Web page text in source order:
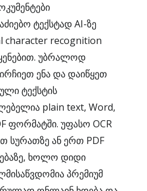
ტექსტად AI-ზე
character recognition
უბრალოდ
ენა და დაიწყეთ
ტექსტის
plain text, Word,
ფორმატში. უფასო OCR
სურათზე ან ერთ PDF
ხოლო დიდი
პრემიუმ